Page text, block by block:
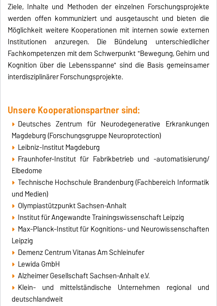
Ziele, Inhalte und Methoden der einzelnen Forschungsprojekte
werden offen kommuniziert und ausgetauscht und bieten die
Möglichkeit weitere Kooperationen mit internen sowie externen
Institutionen anzuregen. Die Bündelung unterschiedlicher
Fachkompetenzen mit dem Schwerpunkt "Bewegung, Gehirn und
Kognition über die Lebensspanne" sind die Basis gemeinsamer
interdisziplinärer Forschungsprojekte.
Unsere Kooperationspartner sind:
Deutsches Zentrum für Neurodegenerative Erkrankungen
Magdeburg (Forschungsgruppe Neuroprotection)
Leibniz-Institut Magdeburg
Fraunhofer-Institut für Fabrikbetrieb und -automatisierung/
Elbedome
Technische Hochschule Brandenburg (Fachbereich Informatik
und Medien)
Olympiastützpunkt Sachsen-Anhalt
Institut für Angewandte Trainingswissenschaft Leipzig
Max-Planck-Institut für Kognitions- und Neurowissenschaften
Leipzig
Demenz Centrum Vitanas Am Schleinufer
Lewida GmbH
Alzheimer Gesellschaft Sachsen-Anhalt e.V.
Klein- und mittelständische Unternehmen regional und
deutschlandweit